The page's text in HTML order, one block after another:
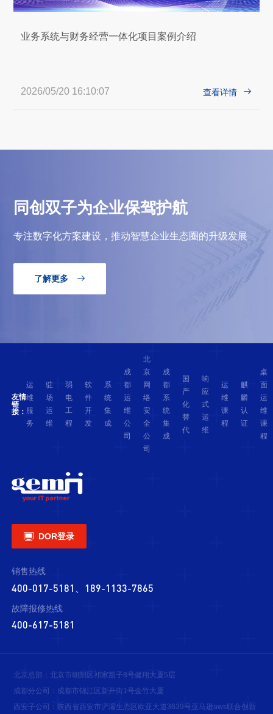
业务系统与财务经营一体化项目案例介绍
2026/05/20 16:10:07 查看详情 
同创双子为企业保驾护航
专注数字化方案建设，推动智慧企业生态圈的升级发展
了解更多 
友情
链
接：
运
维
服
务
驻
场
运
维
弱
电
工
程
软
件
开
发
系
统
集
成
成
都
运
维
公
司
北
京
网
络
安
全
公
司
成
都
系
统
集
成
国
产
化
替
代
响
应
式
运
维
运
维
课
程
麒
麟
认
证
桌
面
运
维
课
程
 DOR登录
销售热线
400-017-5181、189-1133-7865
故障报修热线
400-617-5181
北京总部：北京市朝阳区祁家豁子8号健翔大厦5层
成都分公司：成都市锦江区新开街1号金竹大厦
西安子公司：陕西省西安市浐灞生态区欧亚大道3639号亚马逊aws联合创新